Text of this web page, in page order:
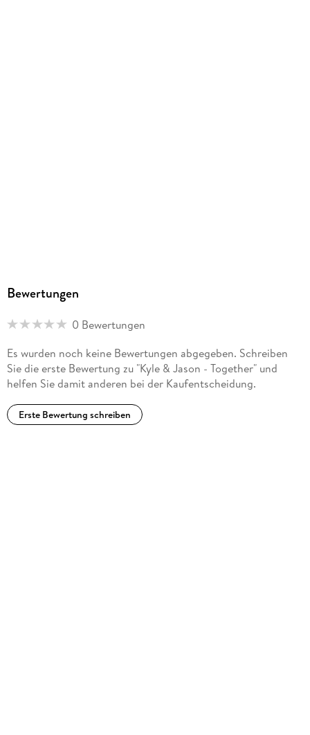
Bewertungen
0 Bewertungen
Es wurden noch keine Bewertungen abgegeben. Schreiben
Sie die erste Bewertung zu "Kyle & Jason - Together" und
helfen Sie damit anderen bei der Kaufentscheidung.
Erste Bewertung schreiben